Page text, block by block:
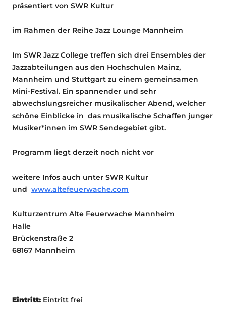
präsentiert von SWR Kultur
im Rahmen der Reihe Jazz Lounge Mannheim
Im SWR Jazz College treffen sich drei Ensembles der
Jazzabteilungen aus den Hochschulen Mainz,
Mannheim und Stuttgart zu einem gemeinsamen
Mini-Festival. Ein spannender und sehr
abwechslungsreicher musikalischer Abend, welcher
schöne Einblicke in das musikalische Schaffen junger
Musiker*innen im SWR Sendegebiet gibt.
Programm liegt derzeit noch nicht vor
weitere Infos auch unter SWR Kultur
und www.altefeuerwache.com
Kulturzentrum Alte Feuerwache Mannheim
Halle
Brückenstraße 2
68167 Mannheim
Eintritt: Eintritt frei